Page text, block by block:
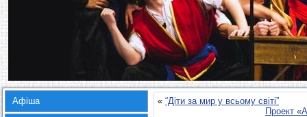
Афіша « “Діти за мир у всьому світі”
Проект